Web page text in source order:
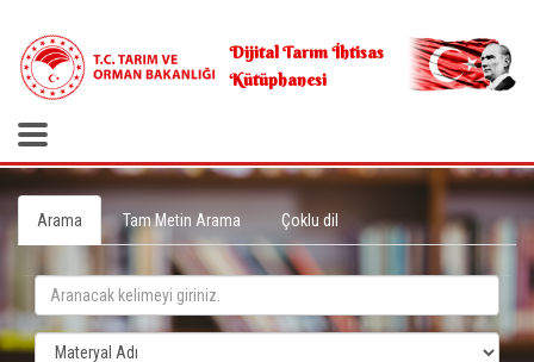
Dijital Tarım İhtisas
Kütüphanesi
Arama Tam Metin Arama Çoklu dil